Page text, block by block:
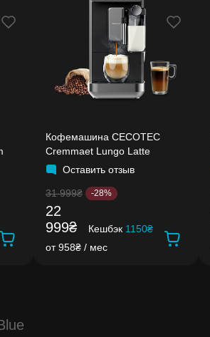
Кофемашина CECOTEC
Cremmaet Lungo Latte
Оставить отзыв
31 999₴ -28%
22
999₴
Кешбэк 1150₴
от 958₴ / мес